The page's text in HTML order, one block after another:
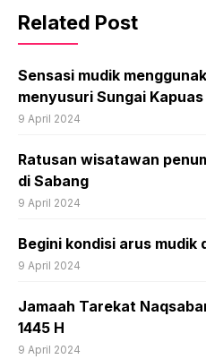
Related Post
Sensasi mudik
menyusuri Sungai Kapuas
9 April 2024
Ratusan wisatawan
di Sabang
9 April 2024
Begini kondisi arus mudik
9 April 2024
Jamaah Tarekat
1445 H
9 April 2024